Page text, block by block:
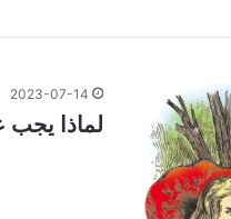
2023-07-14
لماذا يجب